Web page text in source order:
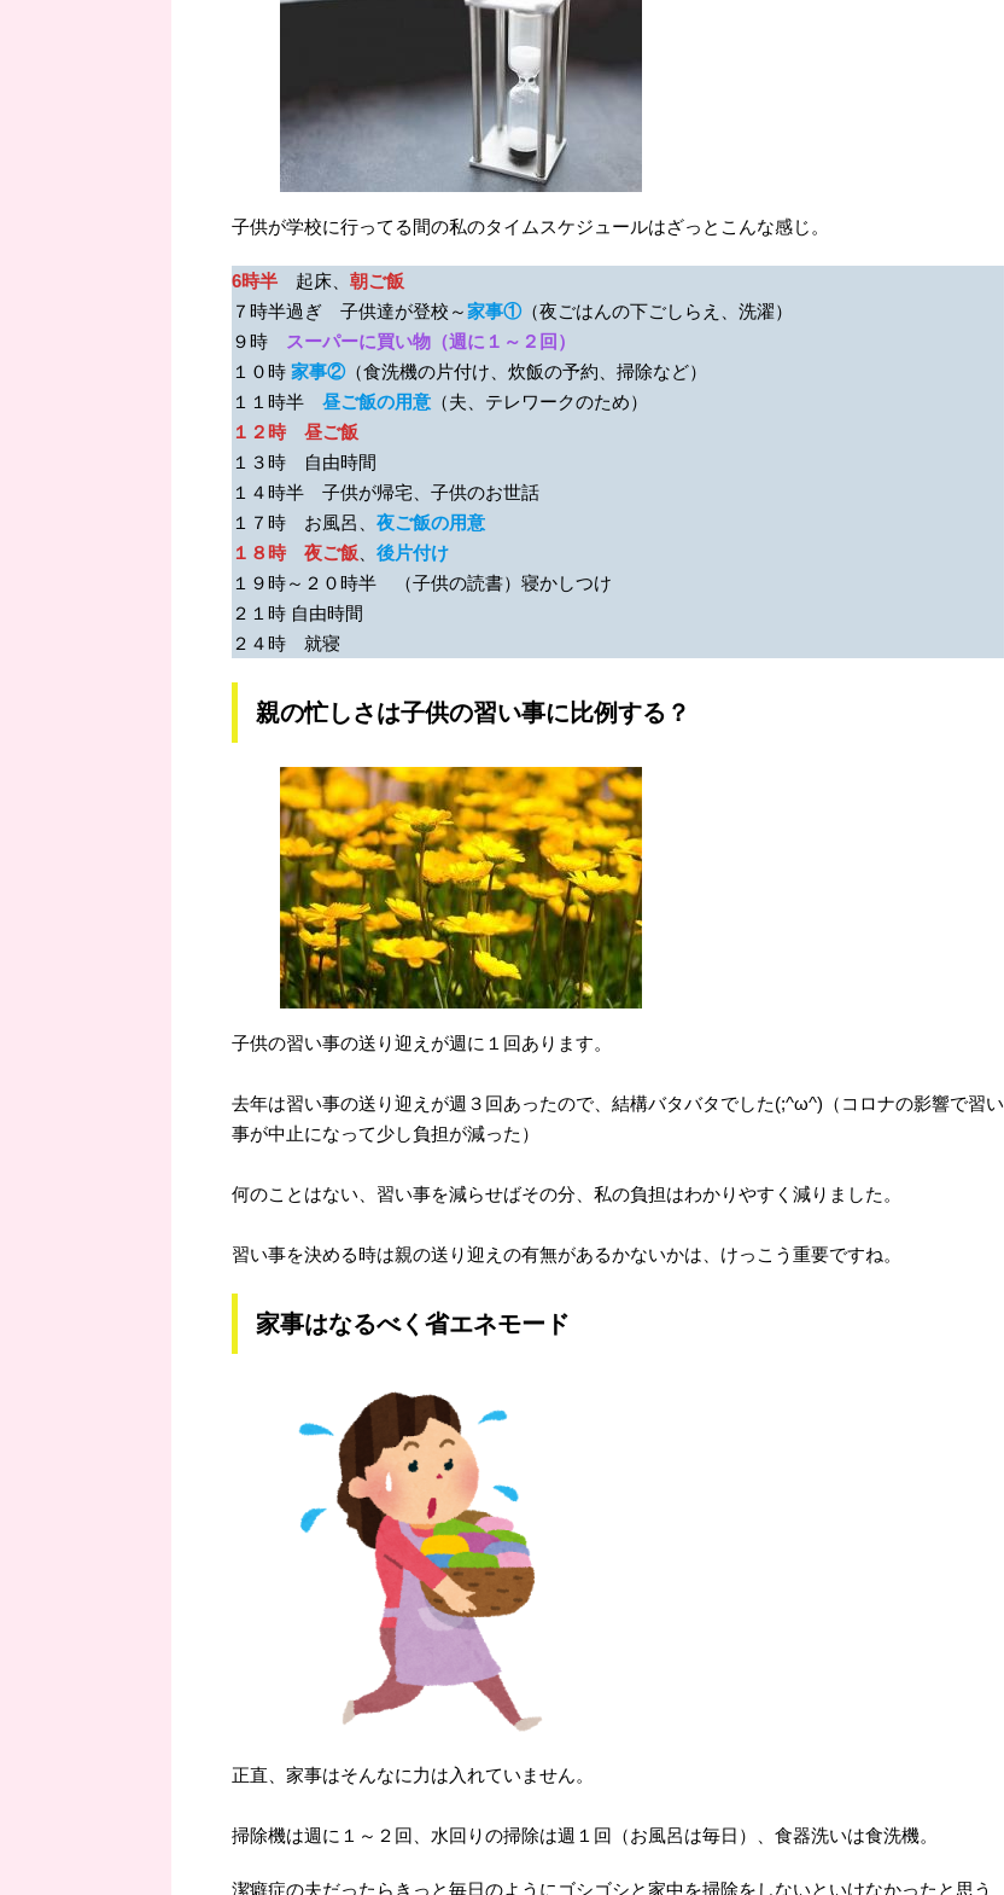
子供が学校に行ってる間の私のタイムスケジュールはざっとこんな感じ。
6時半 起床、 朝ご飯
７時半過ぎ 子供達が登校～家事①（夜ごはんの下ごしらえ、洗濯）
９時
スーパーに買い物（週に１～２回）
１０時 家事②（食洗機の片付け、炊飯の予約、掃除など）
１１時半 昼ご飯の用意 （夫、テレワークのため）
１２時 昼ご飯
１３時 自由時間
１４時半 子供が帰宅、子供のお世話
１７時 お風呂、 夜ご飯の用意
１８時 夜ご飯
後片付け
１９時～２０時半 （子供の読書）寝かしつけ
２１時 自由時間
２４時 就寝
親の忙しさは子供の習い事に比例する？
子供の習い事の送り迎えが週に１回あります。
去年は習い事の送り迎えが週３回あったので、結構バタバタでした(;^ω^)（コロナの影響で習い
事が中止になって少し負担が減った）
何のことはない、習い事を減らせばその分、私の負担はわかりやすく減りました。
習い事を決める時は親の送り迎えの有無があるかないかは、けっこう重要ですね。
家事はなるべく省エネモード
正直、家事はそんなに力は入れていません。
掃除機は週に１～２回、水回りの掃除は週１回（お風呂は毎日）、食器洗いは食洗機。
潔癖症の夫だったらきっと毎日のようにゴシゴシと家中を掃除をしないといけなかったと思う